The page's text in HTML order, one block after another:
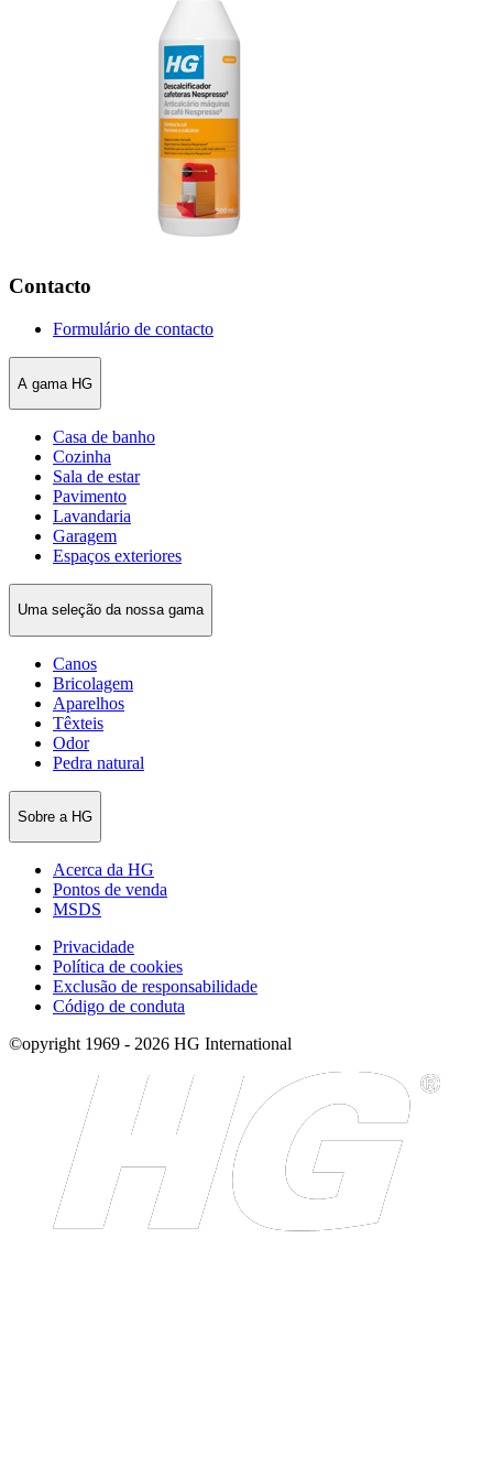
Contacto
Formulário de contacto
A gama HG
Casa de banho
Cozinha
Sala de estar
Pavimento
Lavandaria
Garagem
Espaços exteriores
Uma seleção da nossa gama
Canos
Bricolagem
Aparelhos
Têxteis
Odor
Pedra natural
Sobre a HG
Acerca da HG
Pontos de venda
MSDS
Privacidade
Política de cookies
Exclusão de responsabilidade
Código de conduta
©opyright 1969 - 2026 HG International